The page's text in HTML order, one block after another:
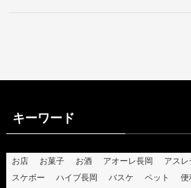
キーワード
お店 お菓子 お酒 アオーレ長岡 アスレ
スケボー
ハイブ長岡 バスケ ペット 便